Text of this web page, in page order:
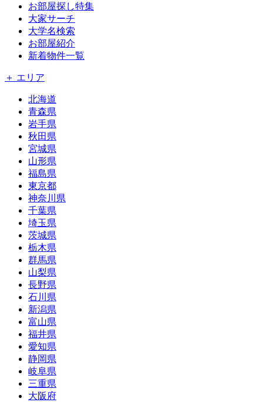
お部屋探し特集
大家サーチ
大学名検索
お部屋紹介
新着物件一覧
＋ エリア
北海道
青森県
岩手県
秋田県
宮城県
山形県
福島県
東京都
神奈川県
千葉県
埼玉県
茨城県
栃木県
群馬県
山梨県
長野県
石川県
新潟県
富山県
福井県
愛知県
静岡県
岐阜県
三重県
大阪府